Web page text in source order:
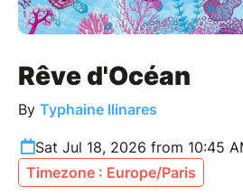
Rêve d'Océan
By Typhaine llinares
Sat Jul 18, 2026 from 10:45
Timezone : Europe/Paris